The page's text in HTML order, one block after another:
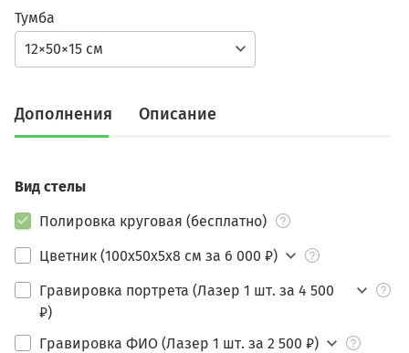
12×50×15 см
Тумба
Дополнения Описание
Вид стелы
Полировка круговая (бесплатно)
Цветник (100х50х5х8 см за 6 000 ₽)
Гравировка портрета (Лазер 1 шт. за 4 500
₽)
Гравировка ФИО (Лазер 1 шт. за 2 500 ₽)